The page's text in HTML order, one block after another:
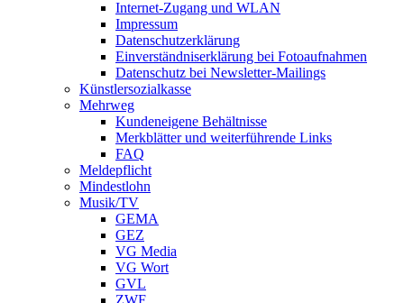
Internet-Zugang und WLAN
Impressum
Datenschutzerklärung
Einverständniserklärung bei Fotoaufnahmen
Datenschutz bei Newsletter-Mailings
Künstlersozialkasse
Mehrweg
Kundeneigene Behältnisse
Merkblätter und weiterführende Links
FAQ
Meldepflicht
Mindestlohn
Musik/TV
GEMA
GEZ
VG Media
VG Wort
GVL
ZWF